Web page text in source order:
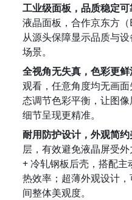
工业级面板，品质稳定可
液晶面板，合作京东方（
从源头保障显示品质与
场景。
全视角无失真，色彩更鲜
观看，任意角度均无画
态调节色彩平衡，让图
细节呈现更精准。
耐用防护设计，外观简
层，有效避免液晶屏受
+ 冷轧钢板后壳，搭配
热效率；超薄外观设计
间整体美观度。